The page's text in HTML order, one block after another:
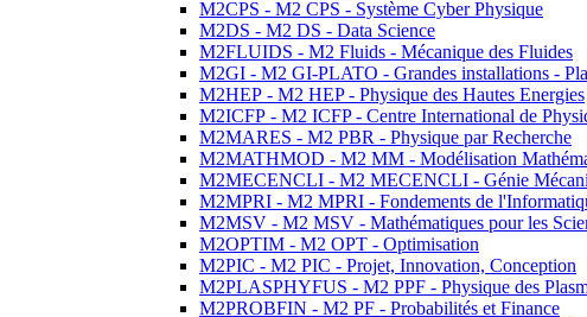
M2CPS - M2 CPS - Système Cyber Physique
M2DS - M2 DS - Data Science
M2FLUIDS - M2 Fluids - Mécanique des Fluides
M2GI - M2 GI-PLATO - Grandes installations -
M2HEP - M2 HEP - Physique des Hautes Energies
M2ICFP - M2 ICFP - Centre International de
M2MARES - M2 PBR - Physique par Recherche
M2MATHMOD - M2 MM - Modélisation
M2MECENCLI - M2 MECENCLI - Génie
M2MPRI - M2 MPRI - Fondements de
M2MSV - M2 MSV - Mathématiques pour les
M2OPTIM - M2 OPT - Optimisation
M2PIC - M2 PIC - Projet, Innovation, Conception
M2PLASPHYFUS - M2 PPF - Physique des
M2PROBFIN - M2 PF - Probabilités et Finance